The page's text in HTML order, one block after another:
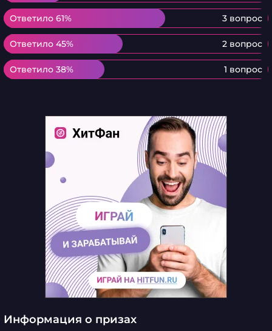
Ответило 61% 3 вопрос
Ответило 61%
Ответило 45% 2 вопрос
Ответило 45%
Ответило 38% 1 вопрос
Ответило 38%
Информация о призах